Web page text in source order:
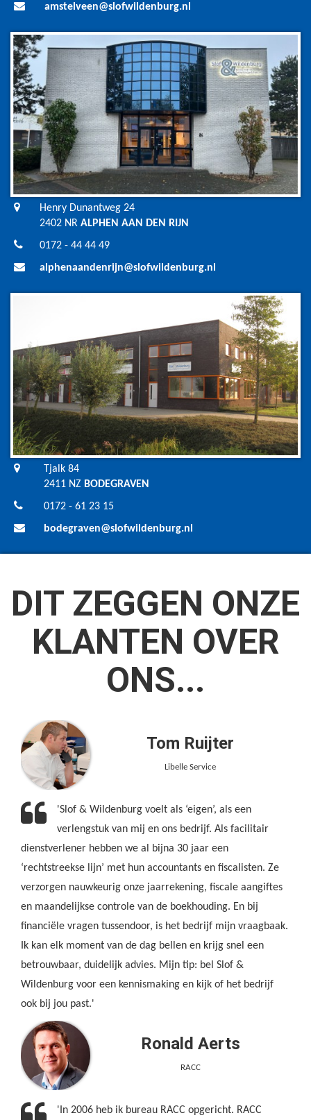
amstelveen@slofwildenburg.nl
Henry Dunantweg 24
2402 NR ALPHEN AAN DEN RIJN
0172 - 44 44 49
alphenaandenrijn@slofwildenburg.nl
Tjalk 84
2411 NZ BODEGRAVEN
0172 - 61 23 15
bodegraven@slofwildenburg.nl
DIT ZEGGEN ONZE
KLANTEN OVER
ONS...
Tom Ruijter
Libelle Service
'Slof & Wildenburg voelt als ‘eigen’, als een
verlengstuk van mij en ons bedrijf. Als facilitair
dienstverlener hebben we al bijna 30 jaar een
‘rechtstreekse lijn’ met hun accountants en fiscalisten. Ze
verzorgen nauwkeurig onze jaarrekening, fiscale aangiftes
en maandelijkse controle van de boekhouding. En bij
financiële vragen tussendoor, is het bedrijf mijn vraagbaak.
Ik kan elk moment van de dag bellen en krijg snel een
betrouwbaar, duidelijk advies. Mijn tip: bel Slof &
Wildenburg voor een kennismaking en kijk of het bedrijf
ook bij jou past.'
Ronald Aerts
RACC
'In 2006 heb ik bureau RACC opgericht. RACC